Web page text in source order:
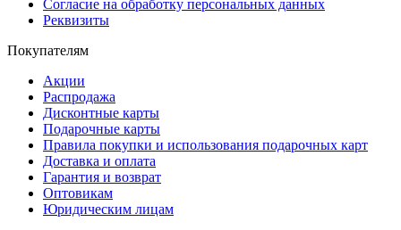
Согласие на обработку персональных данных
Реквизиты
Покупателям
Акции
Распродажа
Дисконтные карты
Подарочные карты
Правила покупки и использования подарочных карт
Доставка и оплата
Гарантия и возврат
Оптовикам
Юридическим лицам